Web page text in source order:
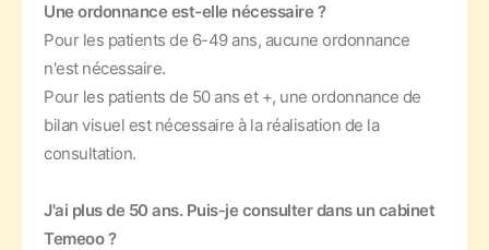
Une ordonnance est-elle nécessaire ?
Pour les patients de 6-49 ans, aucune ordonnance
n'est nécessaire.
Pour les patients de 50 ans et +, une ordonnance de
bilan visuel est nécessaire à la réalisation de la
consultation.
J'ai plus de 50 ans. Puis-je consulter dans un cabinet
Temeoo ?